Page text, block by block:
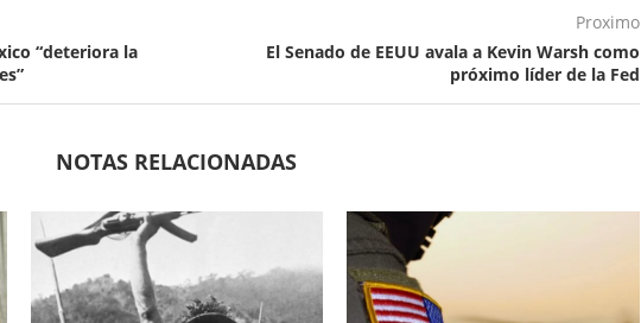
“deteriora la
Proximo
El Senado de EEUU avala a Kevin Warsh como
próximo líder de la Fed
NOTAS RELACIONADAS